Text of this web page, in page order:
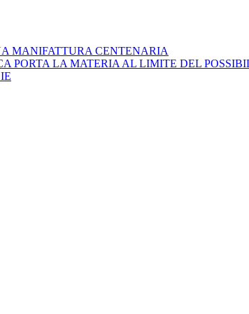
MANIFATTURA CENTENARIA
PORTA LA MATERIA AL LIMITE DEL